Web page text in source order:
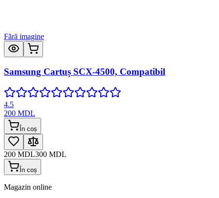
Fără imagine
Samsung Cartuș SCX-4500, Compatibil
4.5
200 MDL
În coș
200 MDL300 MDL
În coș
Magazin online